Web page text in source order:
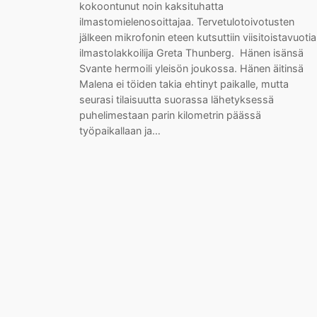
kokoontunut noin kaksituhatta
ilmastomielenosoittajaa. Tervetulotoivotusten
jälkeen mikrofonin eteen kutsuttiin
ilmastolakkoilija Greta Thunberg. Hänen isänsä
Svante hermoili yleisön joukossa. Hänen äitinsä
Malena ei töiden takia ehtinyt paikalle, mutta
seurasi tilaisuutta suorassa lähetyksessä
puhelimestaan parin kilometrin päässä
työpaikallaan ja…